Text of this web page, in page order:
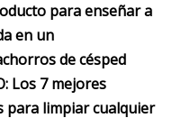
para enseñar a
en un
de césped
Los 7 mejores
para limpiar cualquier